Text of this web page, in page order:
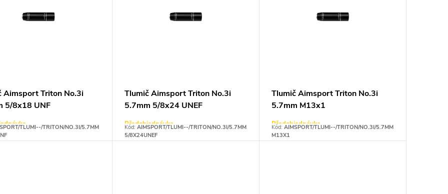
Aimsport Triton No.3i
5/8x18 UNF
TLUMI--/TRITON/NO.3I/5.7MM
Tlumič Aimsport Triton No.3i
5.7mm 5/8x24 UNEF
Předobjednávka
Kód: AIMSPORT/TLUMI--/TRITON/NO.3I/5.7MM
5/8X24UNEF
Tlumič Aimsport Triton No.3i
5.7mm M13x1
Předobjednávka
Kód: AIMSPORT/TLUMI--/TRITON/NO.3I/5.7MM
M13X1